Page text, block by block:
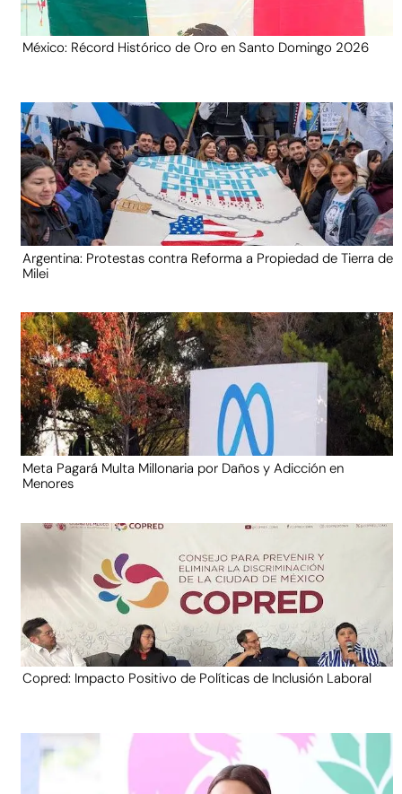
México: Récord Histórico de Oro en Santo Domingo 2026
Argentina: Protestas contra Reforma a Propiedad de Tierra de
Milei
Meta Pagará Multa Millonaria por Daños y Adicción en
Menores
Copred: Impacto Positivo de Políticas de Inclusión Laboral